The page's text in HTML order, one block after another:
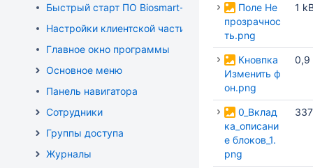
быстрому
Быстрый старт ПО Biosmart-Studio
Настройки клиентской части
Главное окно программы
Основное меню
Панель навигатора
Сотрудники
Группы доступа
Журналы
Поле Не
прозрачнос
ть.png
1
Кновпка
Изменить ф
он.png
0,9
0_Вклад
ка_описани
е блоков_1.
png